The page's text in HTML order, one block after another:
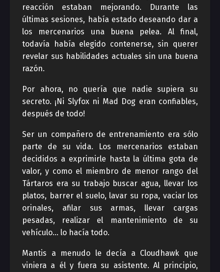
reacción estaban mejorando. Durante las
últimas sesiones, había estado deseando dar a
los mercenarios una buena pelea. Al final,
todavía había elegido contenerse, sin querer
revelar sus habilidades actuales sin una buena
razón.
Por ahora, no quería que nadie supiera su
secreto. ¡Ni Slyfox ni Mad Dog eran confiables,
después de todo!
Ser un compañero de entrenamiento era sólo
parte de su vida. Los mercenarios estaban
decididos a exprimirle hasta la última gota de
valor, y como el miembro de menor rango del
Tártaros era su trabajo buscar agua, llevar los
platos, barrer el suelo, lavar su ropa, vaciar los
orinales, afilar sus armas, llevar cargas
pesadas, realizar el mantenimiento de su
vehículo… lo hacía todo.
Mantis a menudo le decía a Cloudhawk que
viniera a él y fuera su asistente. Al principio,